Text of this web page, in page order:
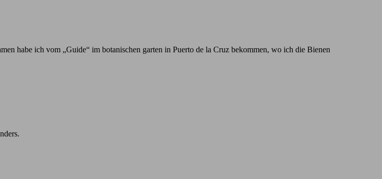
habe ich vom „Guide“ im botanischen garten in Puerto de la Cruz bekommen, wo ich die Bienen